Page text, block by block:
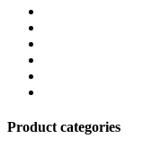
Product categories